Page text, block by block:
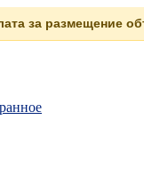
за размещение